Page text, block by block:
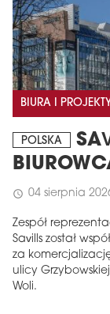
BIURA I
POLSKA
schedule 04 sierpnia
Zespół
Savills został
za
ulicy
Woli.